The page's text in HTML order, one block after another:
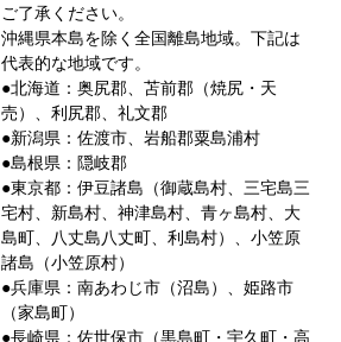
ご了承ください。
沖縄県本島を除く全国離島地域。下記は
代表的な地域です。
●北海道：奥尻郡、苫前郡（焼尻・天
売）、利尻郡、礼文郡
●新潟県：佐渡市、岩船郡粟島浦村
●島根県：隠岐郡
●東京都：伊豆諸島（御蔵島村、三宅島三
宅村、新島村、神津島村、青ヶ島村、大
島町、八丈島八丈町、利島村）、小笠原
諸島（小笠原村）
●兵庫県：南あわじ市（沼島）、姫路市
（家島町）
●長崎県：佐世保市（黒島町・宇久町・高